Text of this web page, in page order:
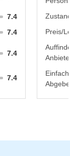
7.4
7.4
7.4
7.4
Preis/